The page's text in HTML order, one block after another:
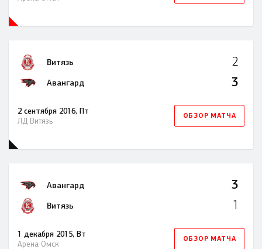
2 сентября 2016, Пт
ЛД Витязь
Витязь 2
Авангард 3
ОБЗОР МАТЧА
1 декабря 2015, Вт
Арена Омск
Авангард 3
Витязь 1
ОБЗОР МАТЧА